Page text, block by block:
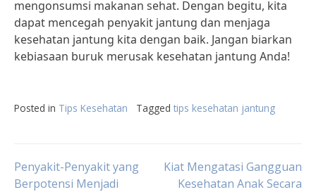
mengonsumsi makanan sehat. Dengan begitu, kita
dapat mencegah penyakit jantung dan menjaga
kesehatan jantung kita dengan baik. Jangan biarkan
kebiasaan buruk merusak kesehatan jantung Anda!
Posted in Tips Kesehatan Tagged tips kesehatan jantung
Post
Penyakit-Penyakit yang
Berpotensi Menjadi
Kiat Mengatasi Gangguan
Kesehatan Anak Secara